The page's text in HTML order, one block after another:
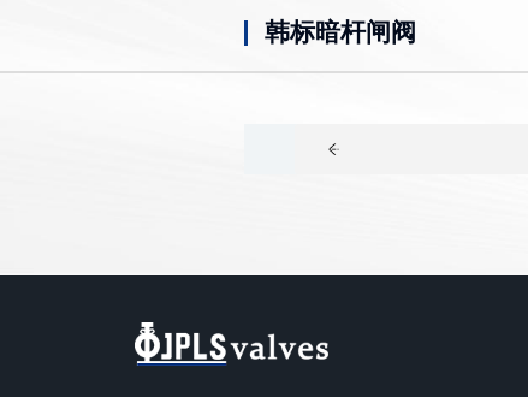
韩标暗杆闸阀